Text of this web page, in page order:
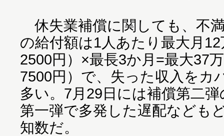
休失業補償に関しても、不
の給付額は1人あたり最大月
2500円）×最長3か月=最大37
7500円）で、失った収入をカ
多い。7月29日には補償第二
第一弾で多発した遅配なども
知数だ。